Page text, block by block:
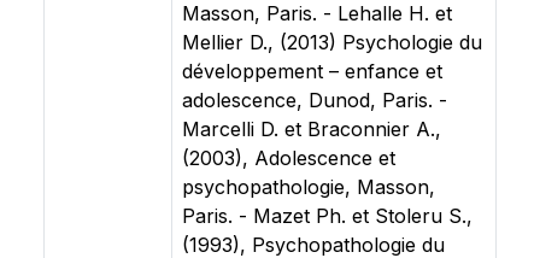
Masson, Paris. - Lehalle H. et
Mellier D., (2013) Psychologie du
développement – enfance et
adolescence, Dunod, Paris. -
Marcelli D. et Braconnier A.,
(2003), Adolescence et
psychopathologie, Masson,
Paris. - Mazet Ph. et Stoleru S.,
(1993), Psychopathologie du